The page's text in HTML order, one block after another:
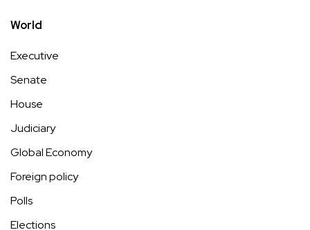
World
Executive
Senate
House
Judiciary
Global Economy
Foreign policy
Polls
Elections